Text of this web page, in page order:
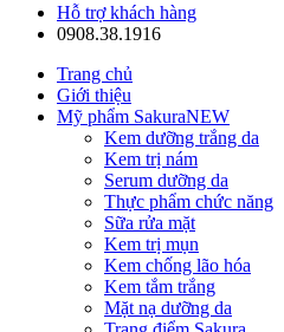
Hỗ trợ khách hàng
0908.38.1916
Trang chủ
Giới thiệu
Mỹ phẩm SakuraNEW
Kem dưỡng trắng da
Kem trị nám
Serum dưỡng da
Thực phẩm chức năng
Sữa rửa mặt
Kem trị mụn
Kem chống lão hóa
Kem tắm trắng
Mặt nạ dưỡng da